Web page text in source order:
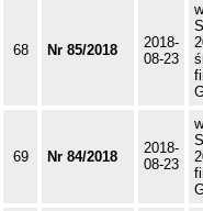
68 Nr 85/2018
2018-
08-23
69 Nr 84/2018
2018-
08-23